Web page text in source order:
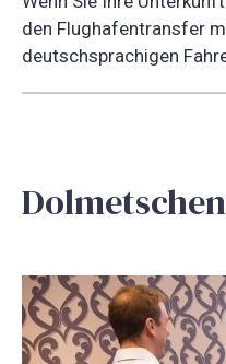
den Flughafentransfer
deutschsprachigen
Dolmetschen